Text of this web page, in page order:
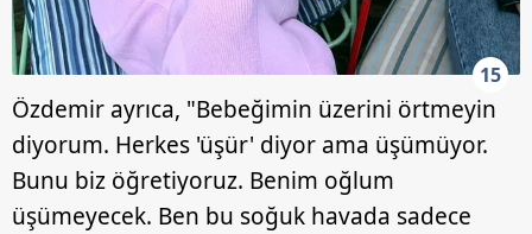
15
Özdemir ayrıca, "Bebeğimin üzerini örtmeyin
diyorum. Herkes 'üşür' diyor ama üşümüyor.
Bunu biz öğretiyoruz. Benim oğlum
üşümeyecek. Ben bu soğuk havada sadece